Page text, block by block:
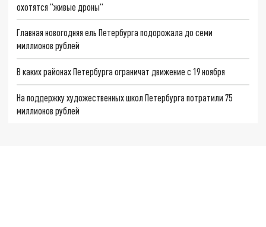
охотятся "живые дроны"
Главная новогодняя ель Петербурга подорожала до семи
миллионов рублей
В каких районах Петербурга ограничат движение с 19 ноября
На поддержку художественных школ Петербурга потратили 75
миллионов рублей